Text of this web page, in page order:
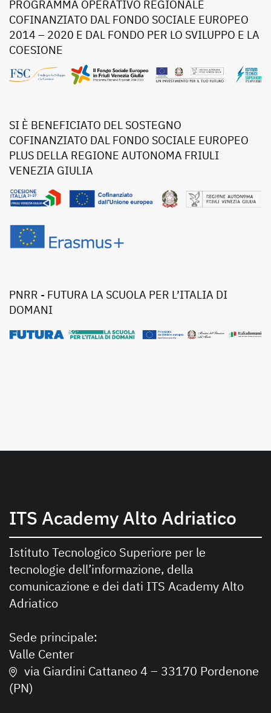
PROGRAMMA OPERATIVO REGIONALE
COFINANZIATO DAL FONDO SOCIALE EUROPEO
2014 – 2020 E DAL FONDO PER LO SVILUPPO E LA
COESIONE
SI È BENEFICIATO DEL SOSTEGNO
COFINANZIATO DAL FONDO SOCIALE EUROPEO
PLUS DELLA REGIONE AUTONOMA FRIULI
VENEZIA GIULIA
PNRR - FUTURA LA SCUOLA PER L’ITALIA DI
DOMANI
ITS Academy Alto Adriatico
Istituto Tecnologico Superiore per le
tecnologie dell’informazione, della
comunicazione e dei dati ITS Academy Alto
Adriatico
Sede principale:
Valle Center
via Giardini Cattaneo 4 – 33170 Pordenone
(PN)